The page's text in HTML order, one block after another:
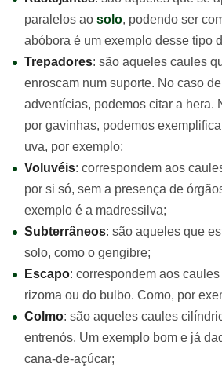
paralelos ao solo, podendo ser
abóbora é um exemplo desse tipo
Trepadores: são aqueles caules
enroscam num suporte. No caso
adventícias, podemos citar a hera.
por gavinhas, podemos
uva, por exemplo;
Voluvéis: correspondem aos
por si só, sem a presença de
exemplo é a madressilva;
Subterrâneos: são aqueles que
solo, como o gengibre;
Escapo: correspondem aos
rizoma ou do bulbo. Como, por
Colmo: são aqueles caules
entrenós. Um exemplo bom e já
cana-de-açúcar;